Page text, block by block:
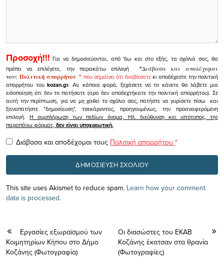
Προσοχή!!! Για να δημοσιεύονται, από 'δω και στο εξής, τα σχόλιά σας, θα
πρέπει να επιλέγετε, την παρακάτω επιλογή
"Διάβασα και αποδέχομαι
τουςΠολιτική απορρήτου" που σημαίνει ότι διαβάσατεκι αποδέχεστε την πολιτική
απορρήτου τουkozan.gr. Αν, κάποια φορά, ξεχάσετε να το κάνετε θα λάβετε μια
ειδοποίηση ότι δεν το πατήσατε (αρα δεν αποδεχτήκατε την πολιτική απορρήτου). Σε
αυτή την περίπτωση, για να μη χαθεί το σχόλιο σας, πατήστε να γυρίσετε πίσω και
ξαναπατήστε "δημοσίευση", τσεκάροντας, προηγουμένως, την προαναφερόμενη
επιλογή.Η συμπλήρωση των πεδίων όνομα, Ηλ. διεύθυνση και ιστότοπος, της
παραπάνω φόρμας, δεν είναι υποχρεωτική.
Διάβασα και αποδέχομαι τους Πολιτική απορρήτου *
This site uses Akismet to reduce spam. Learn how your comment
data is processed.
Εργασίες εξωραϊσμού των
Κοιμητηρίων Κήπου στο Δήμο
Κοζάνης (Φωτογραφία)
Οι διασώστες του ΕΚΑΒ
Κοζάνης έκατσαν στα θρανία
(Φωτογραφίες)